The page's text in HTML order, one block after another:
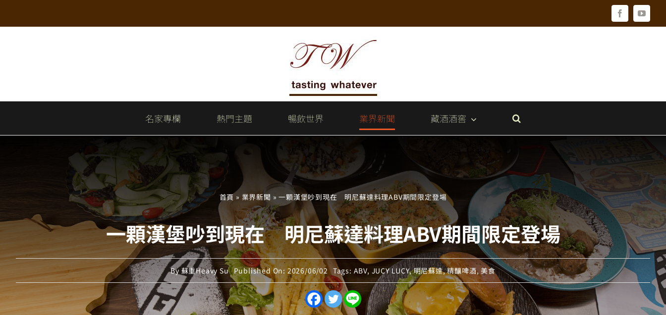
to
Facebook
名家專欄 熱門主題 暢飲世界 業界新聞 藏酒酒窖
首頁 » 業界新聞 »一顆漢堡吵到現在 明尼蘇達料理ABV期間限定登場
一顆漢堡吵到現在 明尼蘇達料理ABV期間限定登場
By 蘇重Heavy Su Published On: 2026/06/02 Tags: ABV, JUCY LUCY,明尼蘇達,精釀啤酒,美食